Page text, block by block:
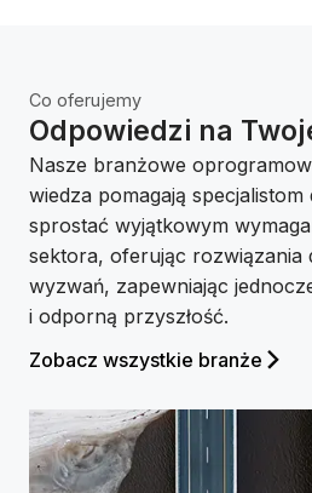
Twojej zgody.
Nie ma konfliktu między
węglowym
Popraw realizację projektów i
zmniejszając jednocześnie
i ograniczając wpływ na klimat.
Co oferujemy
Odpowiedzi na
Nasze branżowe
wiedza pomagają
sprostać wyjątkowym
sektora, oferując rozwiązania
wyzwań, zapewniając
i odporną przyszłość.
Zobacz wszystkie branże